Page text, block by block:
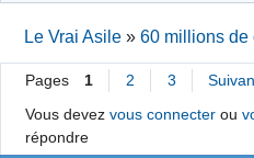
S’inscrire
Connexion
Le Vrai Asile »60 millions de
Pages 1 2 3
Vous devez vous connecterou
répondre